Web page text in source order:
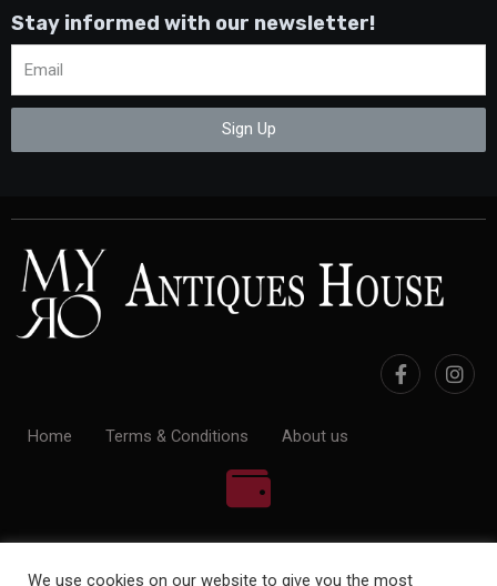
Stay informed with our newsletter!
Sign Up
Home Terms & Conditions About us
We use cookies on our website to give you the most